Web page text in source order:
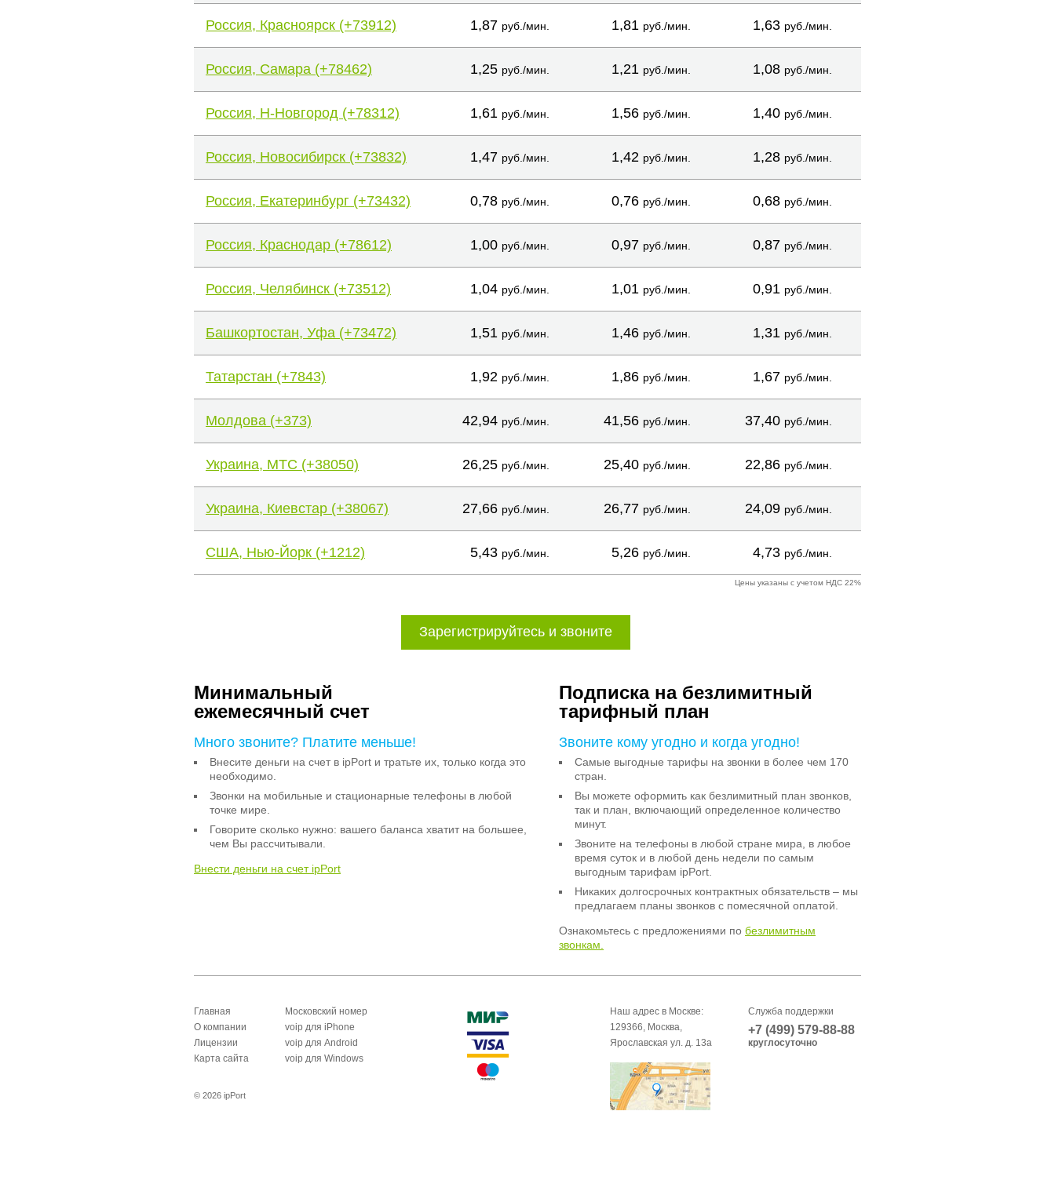
Россия, Красноярск (+73912) 1,87 руб./мин. 1,81 руб./мин. 1,63 руб./мин.
Россия, Самара (+78462) 1,25 руб./мин. 1,21 руб./мин. 1,08 руб./мин.
Россия, Н-Новгород (+78312) 1,61 руб./мин. 1,56 руб./мин. 1,40 руб./мин.
Россия, Новосибирск (+73832) 1,47 руб./мин. 1,42 руб./мин. 1,28 руб./мин.
Россия, Екатеринбург (+73432) 0,78 руб./мин. 0,76 руб./мин. 0,68 руб./мин.
Россия, Краснодар (+78612) 1,00 руб./мин. 0,97 руб./мин. 0,87 руб./мин.
Россия, Челябинск (+73512) 1,04 руб./мин. 1,01 руб./мин. 0,91 руб./мин.
Башкортостан, Уфа (+73472) 1,51 руб./мин. 1,46 руб./мин. 1,31 руб./мин.
Татарстан (+7843) 1,92 руб./мин. 1,86 руб./мин. 1,67 руб./мин.
Молдова (+373) 42,94 руб./мин. 41,56 руб./мин. 37,40 руб./мин.
Украина, МТС (+38050) 26,25 руб./мин. 25,40 руб./мин. 22,86 руб./мин.
Украина, Киевстар (+38067) 27,66 руб./мин. 26,77 руб./мин. 24,09 руб./мин.
США, Нью-Йорк (+1212) 5,43 руб./мин. 5,26 руб./мин. 4,73 руб./мин.
Цены указаны с учетом НДС 22%
Зарегистрируйтесь и звоните
Минимальный
ежемесячный счет
Много звоните? Платите меньше!
Внесите деньги на счет в ipPort и тратьте их, только когда это
необходимо.
Звонки на мобильные и стационарные телефоны в любой
точке мире.
Говорите сколько нужно: вашего баланса хватит на большее,
чем Вы рассчитывали.
Внести деньги на счет ipPort
Подписка на безлимитный
тарифный план
Звоните кому угодно и когда угодно!
Самые выгодные тарифы на звонки в более чем 170
стран.
Вы можете оформить как безлимитный план звонков,
так и план, включающий определенное количество
минут.
Звоните на телефоны в любой стране мира, в любое
время суток и в любой день недели по самым
выгодным тарифам ipPort.
Никаких долгосрочных контрактных обязательств – мы
предлагаем планы звонков с помесячной оплатой.
Ознакомьтесь с предложениями по безлимитным
звонкам.
Главная
О компании
Лицензии
Карта сайта
Московский номер
voip для iPhone
voip для Android
voip для Windows
Наш адрес в Москве:
129366, Москва,
Ярославская ул. д. 13а
Служба поддержки
+7 (499) 579-88-88
круглосуточно
© 2026 ipPort